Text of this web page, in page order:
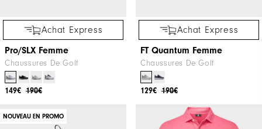
Achat Express
Pro/SLX Femme
Chaussures De Golf
190€
149€
Achat Express
FT Quantum Femme
Chaussures De Golf
190€
129€
NOUVEAU EN PROMO